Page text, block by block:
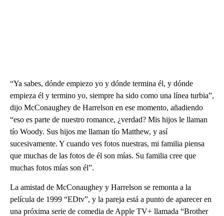
“Ya sabes, dónde empiezo yo y dónde termina él, y dónde
empieza él y termino yo, siempre ha sido como una línea turbia”,
dijo McConaughey de Harrelson en ese momento, añadiendo
“eso es parte de nuestro romance, ¿verdad? Mis hijos le llaman
tío Woody. Sus hijos me llaman tío Matthew, y así
sucesivamente. Y cuando ves fotos nuestras, mi familia piensa
que muchas de las fotos de él son mías. Su familia cree que
muchas fotos mías son él”.
La amistad de McConaughey y Harrelson se remonta a la
película de 1999 “EDtv”, y la pareja está a punto de aparecer en
una próxima serie de comedia de Apple TV+ llamada “Brother